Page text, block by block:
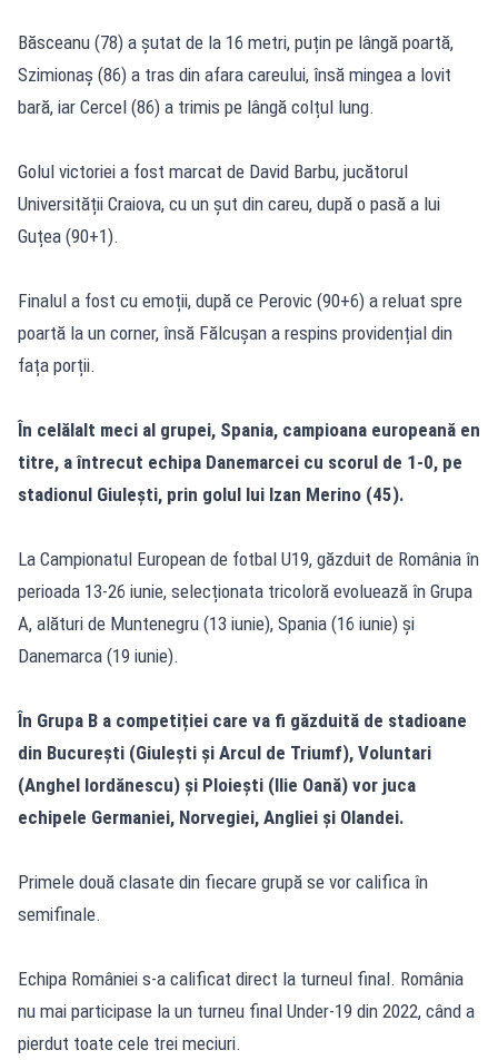
Băsceanu (78) a șutat de la 16 metri, puțin pe lângă poartă,
Szimionaș (86) a tras din afara careului, însă mingea a lovit
bară, iar Cercel (86) a trimis pe lângă colțul lung.
Golul victoriei a fost marcat de David Barbu, jucătorul
Universității Craiova, cu un șut din careu, după o pasă a lui
Guțea (90+1).
Finalul a fost cu emoții, după ce Perovic (90+6) a reluat spre
poartă la un corner, însă Fălcușan a respins providențial din
fața porții.
În celălalt meci al grupei, Spania, campioana europeană en
titre, a întrecut echipa Danemarcei cu scorul de 1-0, pe
stadionul Giulești, prin golul lui Izan Merino (45).
La Campionatul European de fotbal U19, găzduit de România în
perioada 13-26 iunie, selecționata tricoloră evoluează în Grupa
A, alături de Muntenegru (13 iunie), Spania (16 iunie) și
Danemarca (19 iunie).
În Grupa B a competiției care va fi găzduită de stadioane
din București (Giulești și Arcul de Triumf), Voluntari
(Anghel Iordănescu) și Ploiești (Ilie Oană) vor juca
echipele Germaniei, Norvegiei, Angliei și Olandei.
Primele două clasate din fiecare grupă se vor califica în
semifinale.
Echipa României s-a calificat direct la turneul final. România
nu mai participase la un turneu final Under-19 din 2022, când a
pierdut toate cele trei meciuri.